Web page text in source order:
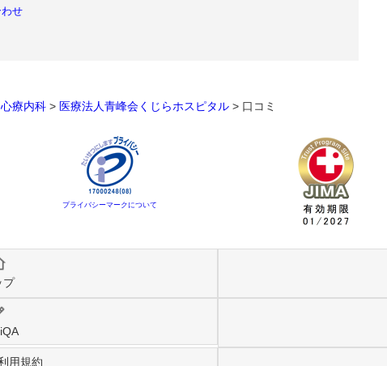
せ
心療内科 > 医療法人青峰会くじらホスピタル > 口コミ
プライバシーマークについて
プ
用規約